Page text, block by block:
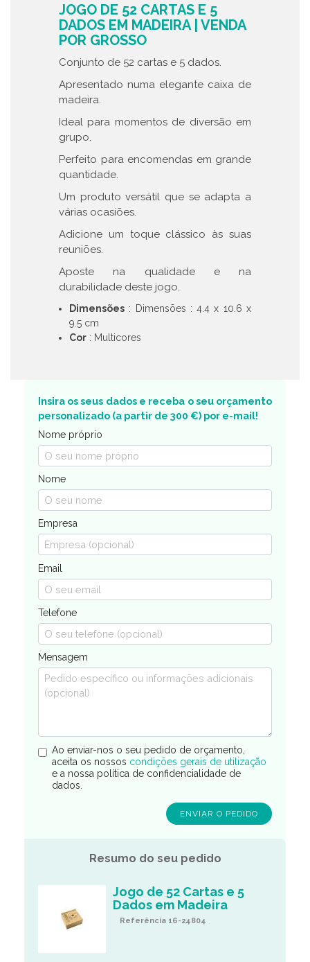
JOGO DE 52 CARTAS E 5
DADOS EM MADEIRA | VENDA
POR GROSSO
Conjunto de 52 cartas e 5 dados.
Apresentado numa elegante caixa de
madeira.
Ideal para momentos de diversão em
grupo.
Perfeito para encomendas em grande
quantidade.
Um produto versátil que se adapta a
várias ocasiões.
Adicione um toque clássico às suas
reuniões.
Aposte na qualidade e na
durabilidade deste jogo.
Dimensões : Dimensões : 4.4 x 10.6 x
9.5 cm
Cor : Multicores
Insira os seus dados e receba o seu orçamento
personalizado (a partir de 300 €) por e-mail!
Nome próprio
Nome
Empresa
Email
Telefone
Mensagem
Ao enviar-nos o seu pedido de orçamento,
aceita os nossos condições gerais de utilização
e a nossa política de confidencialidade de
dados.
Resumo do seu pedido
Jogo de 52 Cartas e 5
Dados em Madeira
Referência 16-24804